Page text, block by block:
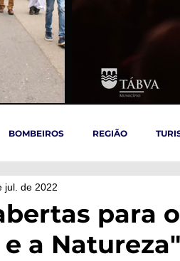
BOMBEIROS REGIÃO
ARGANIL
ARTIGOS Politica
para
a Natureza"
jul. de 2022